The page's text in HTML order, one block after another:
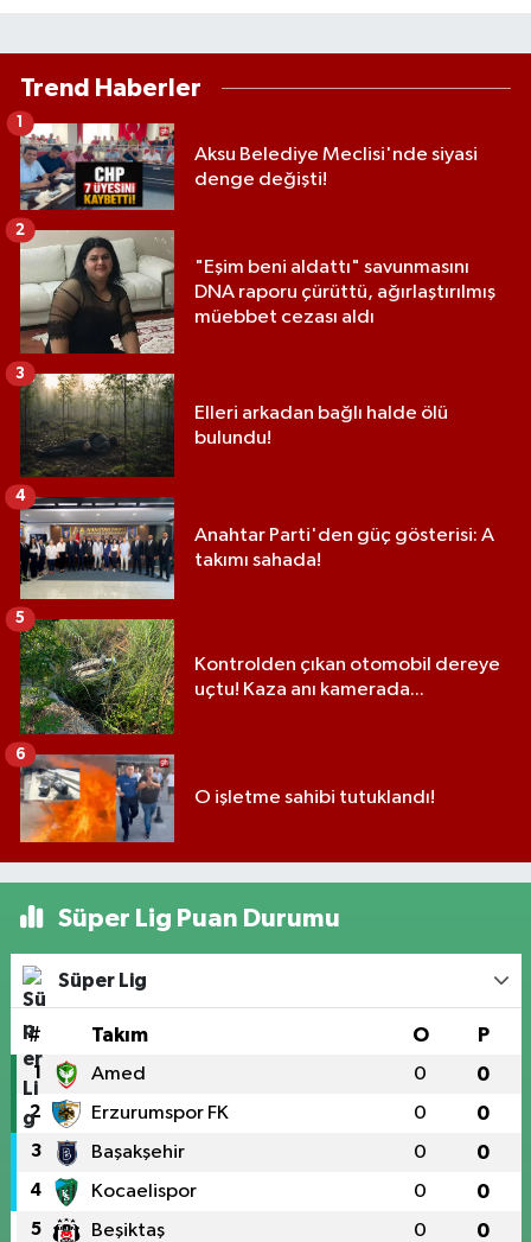
Trend Haberler
Aksu Belediye Meclisi'nde siyasi
denge değişti!
1
"Eşim beni aldattı" savunmasını
DNA raporu çürüttü, ağırlaştırılmış
müebbet cezası aldı
2
Elleri arkadan bağlı halde ölü
bulundu!
3
Anahtar Parti'den güç gösterisi: A
takımı sahada!
4
Kontrolden çıkan otomobil dereye
uçtu! Kaza anı kamerada...
5
O işletme sahibi tutuklandı!
6
Süper Lig Puan Durumu
Süper Lig
# Takım O P
1 Amed 0 0
2 Erzurumspor FK 0 0
3 Başakşehir 0 0
4 Kocaelispor 0 0
5 Beşiktaş 0 0